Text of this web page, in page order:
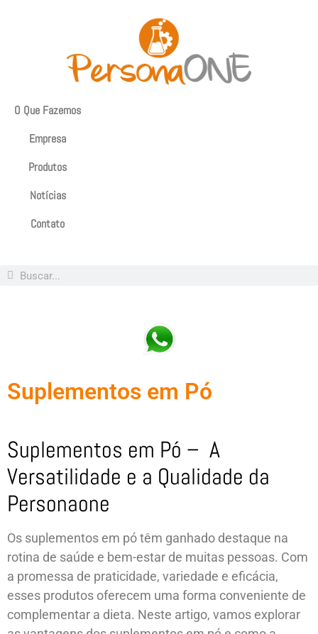
O Que Fazemos
Empresa
Produtos
Notícias
Contato
Suplementos em Pó
Suplementos em Pó – A
Versatilidade e a Qualidade da
Personaone
Os suplementos em pó têm ganhado destaque na
rotina de saúde e bem-estar de muitas pessoas. Com
a promessa de praticidade, variedade e eficácia,
esses produtos oferecem uma forma conveniente de
complementar a dieta. Neste artigo, vamos explorar